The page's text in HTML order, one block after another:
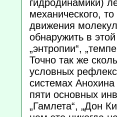
гидродинамики)
механического,
движения
обнаружить в
„энтропии“,
Точно так же
условных
системах
пяти основных
„Гамлета“, „Дон